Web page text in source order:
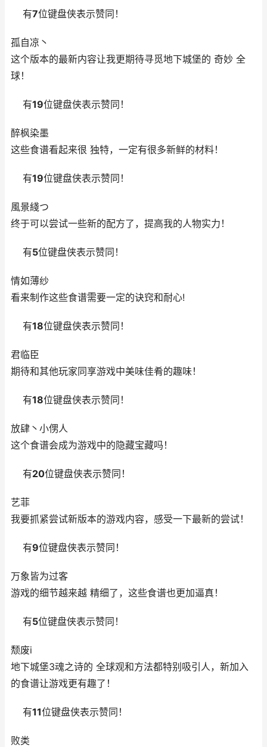
有7位键盘侠表示赞同！
孤自凉丶
这个版本的最新内容让我更期待寻觅地下城堡的 奇妙 全
球！
有19位键盘侠表示赞同！
醉枫染墨
这些食谱看起来很 独特，一定有很多新鲜的材料！
有19位键盘侠表示赞同！
風景綫つ
终于可以尝试一些新的配方了，提高我的人物实力！
有5位键盘侠表示赞同！
情如薄纱
看来制作这些食谱需要一定的诀窍和耐心!
有18位键盘侠表示赞同！
君临臣
期待和其他玩家同享游戏中美味佳肴的趣味！
有18位键盘侠表示赞同！
放肆丶小侽人
这个食谱会成为游戏中的隐藏宝藏吗！
有20位键盘侠表示赞同！
艺菲
我要抓紧尝试新版本的游戏内容，感受一下最新的尝试！
有9位键盘侠表示赞同！
万象皆为过客
游戏的细节越来越 精细了，这些食谱也更加逼真！
有5位键盘侠表示赞同！
颓废i
地下城堡3魂之诗的 全球观和方法都特别吸引人，新加入
的食谱让游戏更有趣了！
有11位键盘侠表示赞同！
败类